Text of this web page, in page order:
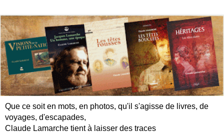
Que ce soit en mots, en photos, qu'il s'agisse de livres, de
voyages, d'escapades,
Claude Lamarche tient à laisser des traces